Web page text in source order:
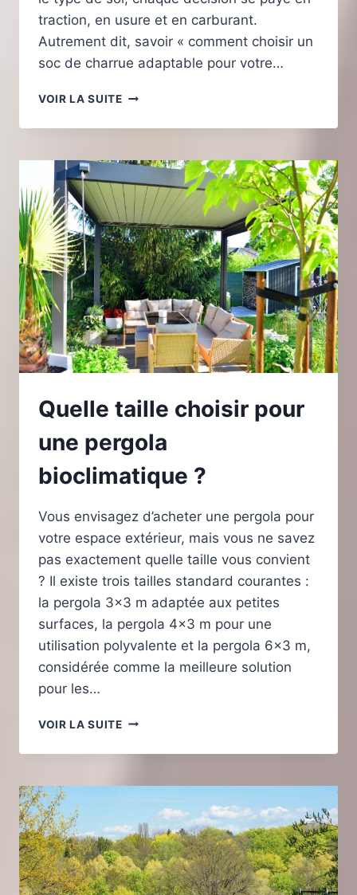
traction, en usure et en carburant.
Autrement dit, savoir « comment choisir un
soc de charrue adaptable pour votre…
VOIR LA SUITECOMMENT
UN
DE
CHARRUE
ADAPTABLE
POUR
VOTRE
TRACTEUR
?
Quelle taille choisir pour
une pergola
bioclimatique ?
Vous envisagez d’acheter une pergola pour
votre espace extérieur, mais vous ne savez
pas exactement quelle taille vous convient
? Il existe trois tailles standard courantes :
la pergola 3×3 m adaptée aux petites
surfaces, la pergola 4×3 m pour une
utilisation polyvalente et la pergola 6×3 m,
considérée comme la meilleure solution
pour les…
VOIR LA SUITEQUELLE
CHOISIR
UNE
BIOCLIMATIQUE
?